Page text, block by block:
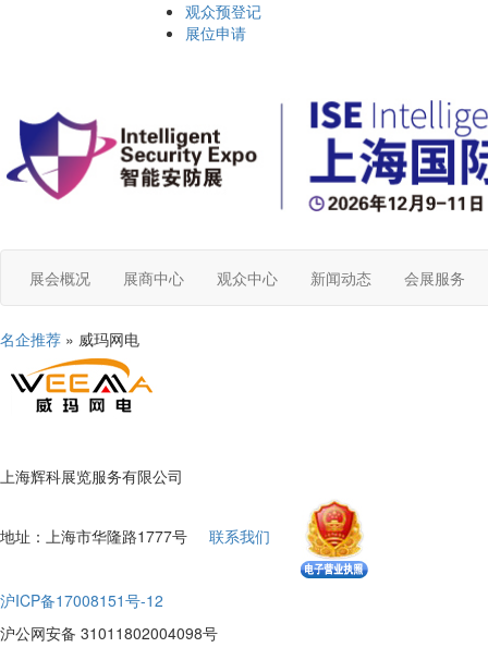
观众预登记
展位申请
展会概况 展商中心 观众中心 新闻动态 会展服务
名企推荐 » 威玛网电
上海辉科展览服务有限公司
地址：上海市华隆路1777号 联系我们
沪ICP备17008151号-12
沪公网安备 31011802004098号